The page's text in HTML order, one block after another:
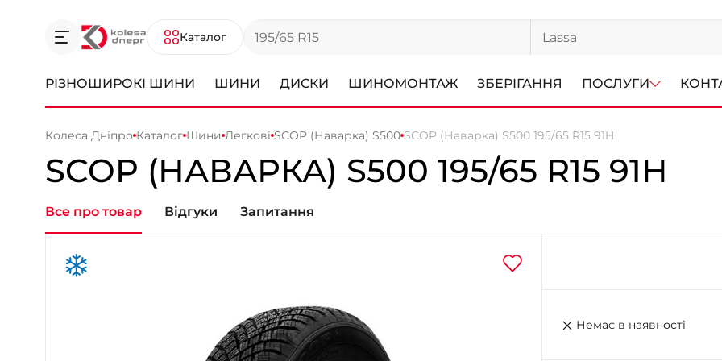
Каталог
РІЗНОШИРОКІ ШИНИ ШИНИ ДИСКИ ШИНОМОНТАЖ ЗБЕРІГАННЯ ПОСЛУГИ
Колеса Дніпро Каталог Шини Легкові SCOP (Наварка) S500 SCOP (Наварка) S500 195/65 R15 91H
SCOP (НАВАРКА) S500 195/65 R15 91H
Все про товар Відгуки Запитання
Немає в наявності